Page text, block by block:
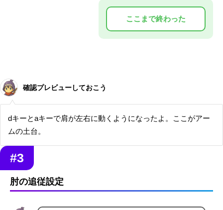
確認プレビューしておこう
dキーとaキーで肩が左右に動くようになったよ。ここがアー
ムの土台。
#3
肘の追従設定